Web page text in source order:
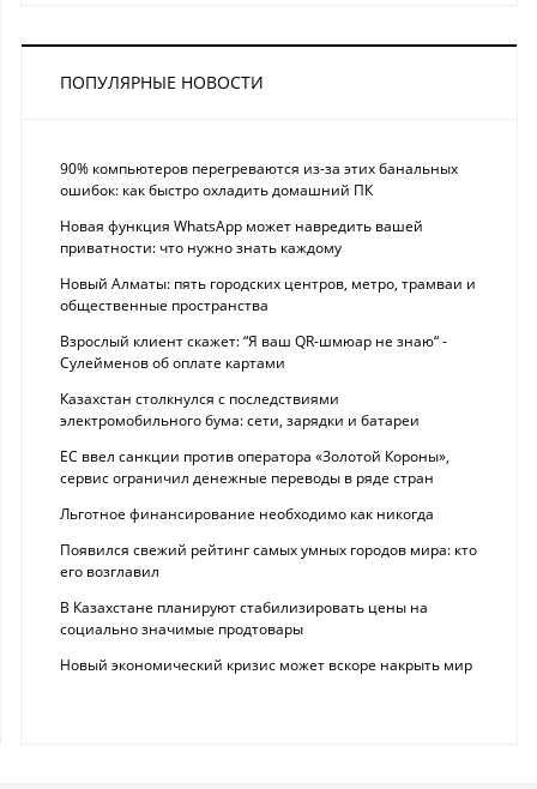
ПОПУЛЯРНЫЕ НОВОСТИ
90% компьютеров перегреваются из-за этих банальных
ошибок: как быстро охладить домашний ПК
Новая функция WhatsApp может навредить вашей
приватности: что нужно знать каждому
Новый Алматы: пять городских центров, метро, трамваи и
общественные пространства
Взрослый клиент скажет: “Я ваш QR-шмюар не знаю“ -
Сулейменов об оплате картами
Казахстан столкнулся с последствиями
электромобильного бума: сети, зарядки и батареи
ЕС ввел санкции против оператора «Золотой Короны»,
сервис ограничил денежные переводы в ряде стран
Льготное финансирование необходимо как никогда
Появился свежий рейтинг самых умных городов мира: кто
его возглавил
В Казахстане планируют стабилизировать цены на
социально значимые продтовары
Новый экономический кризис может вскоре накрыть мир